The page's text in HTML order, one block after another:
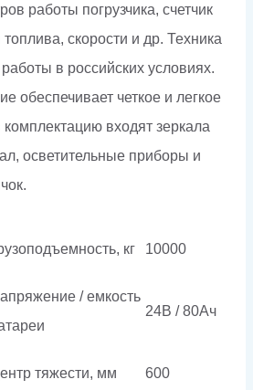
работы погрузчика, счетчик
скорости и др. Техника
в российских условиях.
обеспечивает четкое и легкое
входят зеркала
осветительные приборы и
кг 10000
/ емкость
24В / 80Ач
тяжести, мм 600